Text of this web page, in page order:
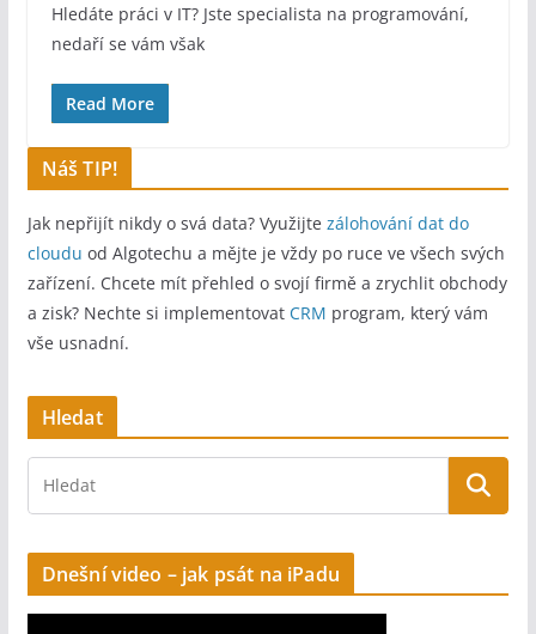
Hledáte práci v IT? Jste specialista na programování,
nedaří se vám však
Read More
Náš TIP!
Jak nepřijít nikdy o svá data? Využijte zálohování dat do
cloudu od Algotechu a mějte je vždy po ruce ve všech svých
zařízení. Chcete mít přehled o svojí firmě a zrychlit obchody
a zisk? Nechte si implementovat CRM program, který vám
vše usnadní.
Hledat
Dnešní video – jak psát na iPadu